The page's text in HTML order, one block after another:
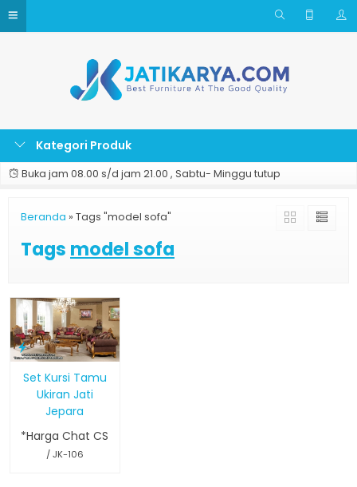
Kategori Produk
Buka jam 08.00 s/d jam 21.00 , Sabtu- Minggu tutup
Beranda » Tags "model sofa"
Tags model sofa
Set Kursi Tamu
Ukiran Jati
Jepara
*Harga Chat CS
/ JK-106